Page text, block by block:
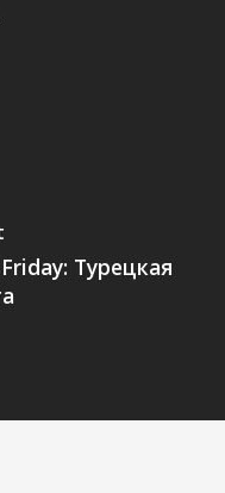
Турецкая